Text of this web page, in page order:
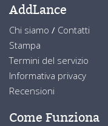
AddLance
Chi siamo / Contatti
Stampa
Termini del servizio
Informativa privacy
Recensioni
Come Funziona